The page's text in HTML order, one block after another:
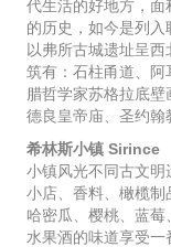
代生活的好地方，
的历史，如今是列
以弗所古城遗址呈
筑有：石柱甬道、
腊哲学家苏格拉底
德良皇帝庙、圣约翰
希林斯小镇 Sirince
小镇风光不同古文
小店、香料、橄榄制
哈密瓜、樱桃、蓝
水果酒的味道享受一